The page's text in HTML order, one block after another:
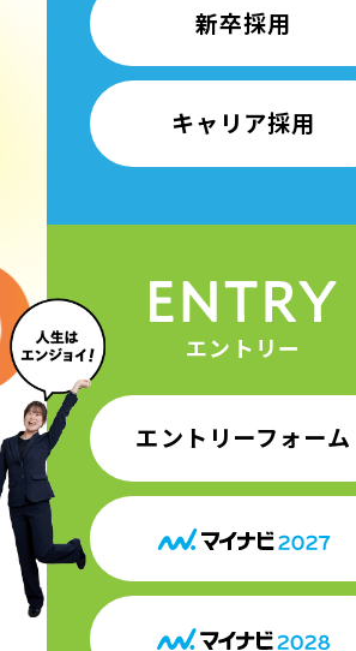
新卒採用
キャリア採用
エントリー
エントリーフォーム